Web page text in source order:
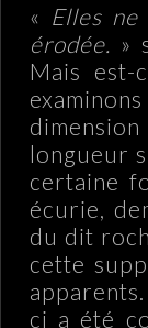
« Elles
érodée.
»
Mais est-
longueur
certaine
écurie,
du dit
cette
ci a été